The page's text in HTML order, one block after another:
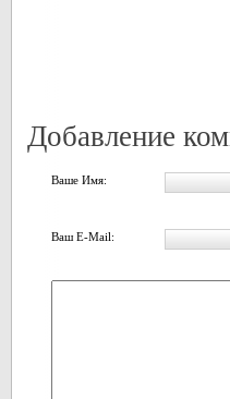
Добавление
Ваше Имя:
Ваш E-Mail: